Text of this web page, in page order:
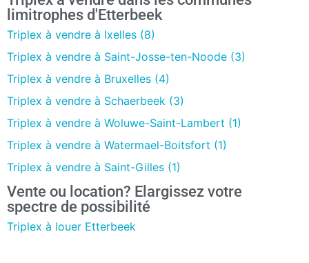
limitrophes d'Etterbeek
Triplex à vendre à Ixelles (8)
Triplex à vendre à Saint-Josse-ten-Noode (3)
Triplex à vendre à Bruxelles (4)
Triplex à vendre à Schaerbeek (3)
Triplex à vendre à Woluwe-Saint-Lambert (1)
Triplex à vendre à Watermael-Boitsfort (1)
Triplex à vendre à Saint-Gilles (1)
Vente ou location? Elargissez votre
spectre de possibilité
Triplex à louer Etterbeek